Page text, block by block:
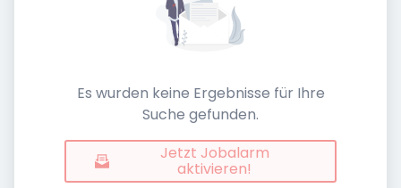
Es wurden keine Ergebnisse für Ihre
Suche gefunden.
Jetzt Jobalarm
aktivieren!